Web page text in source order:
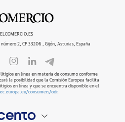
2, CP 33206 , Gijón, Asturias, España
en línea en materia de consumo conforme
la posibilidad que la Comisión Europea facilita
en línea y que se encuentra disponible en el
consumers/odr.